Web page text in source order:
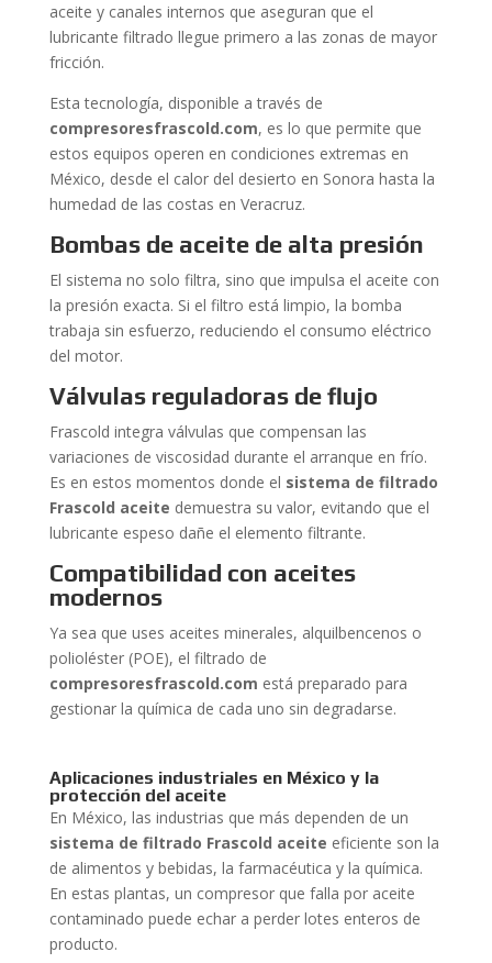
aceite y canales internos que aseguran que el
lubricante filtrado llegue primero a las zonas de mayor
fricción.
Esta tecnología, disponible a través de
compresoresfrascold.com, es lo que permite que
estos equipos operen en condiciones extremas en
México, desde el calor del desierto en Sonora hasta la
humedad de las costas en Veracruz.
Bombas de aceite de alta presión
El sistema no solo filtra, sino que impulsa el aceite con
la presión exacta. Si el filtro está limpio, la bomba
trabaja sin esfuerzo, reduciendo el consumo eléctrico
del motor.
Válvulas reguladoras de flujo
Frascold integra válvulas que compensan las
variaciones de viscosidad durante el arranque en frío.
Es en estos momentos donde el sistema de filtrado
Frascold aceite demuestra su valor, evitando que el
lubricante espeso dañe el elemento filtrante.
Compatibilidad con aceites
modernos
Ya sea que uses aceites minerales, alquilbencenos o
polioléster (POE), el filtrado de
compresoresfrascold.com está preparado para
gestionar la química de cada uno sin degradarse.
Aplicaciones industriales en México y la
protección del aceite
En México, las industrias que más dependen de un
sistema de filtrado Frascold aceite eficiente son la
de alimentos y bebidas, la farmacéutica y la química.
En estas plantas, un compresor que falla por aceite
contaminado puede echar a perder lotes enteros de
producto.